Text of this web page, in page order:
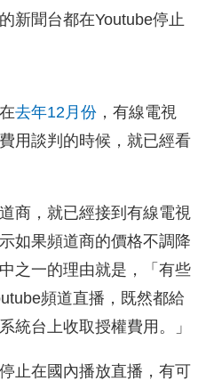
新聞台都在Youtube停止
去年12月份 ，有線電視
用談判的時候，就已經看
商，就已經接到有線電視
如果頻道商的價格不調降
之一的理由就是，「有些
頻道直播，既然都給
統台上收取授權費用。」
止在國內播放直播，有可